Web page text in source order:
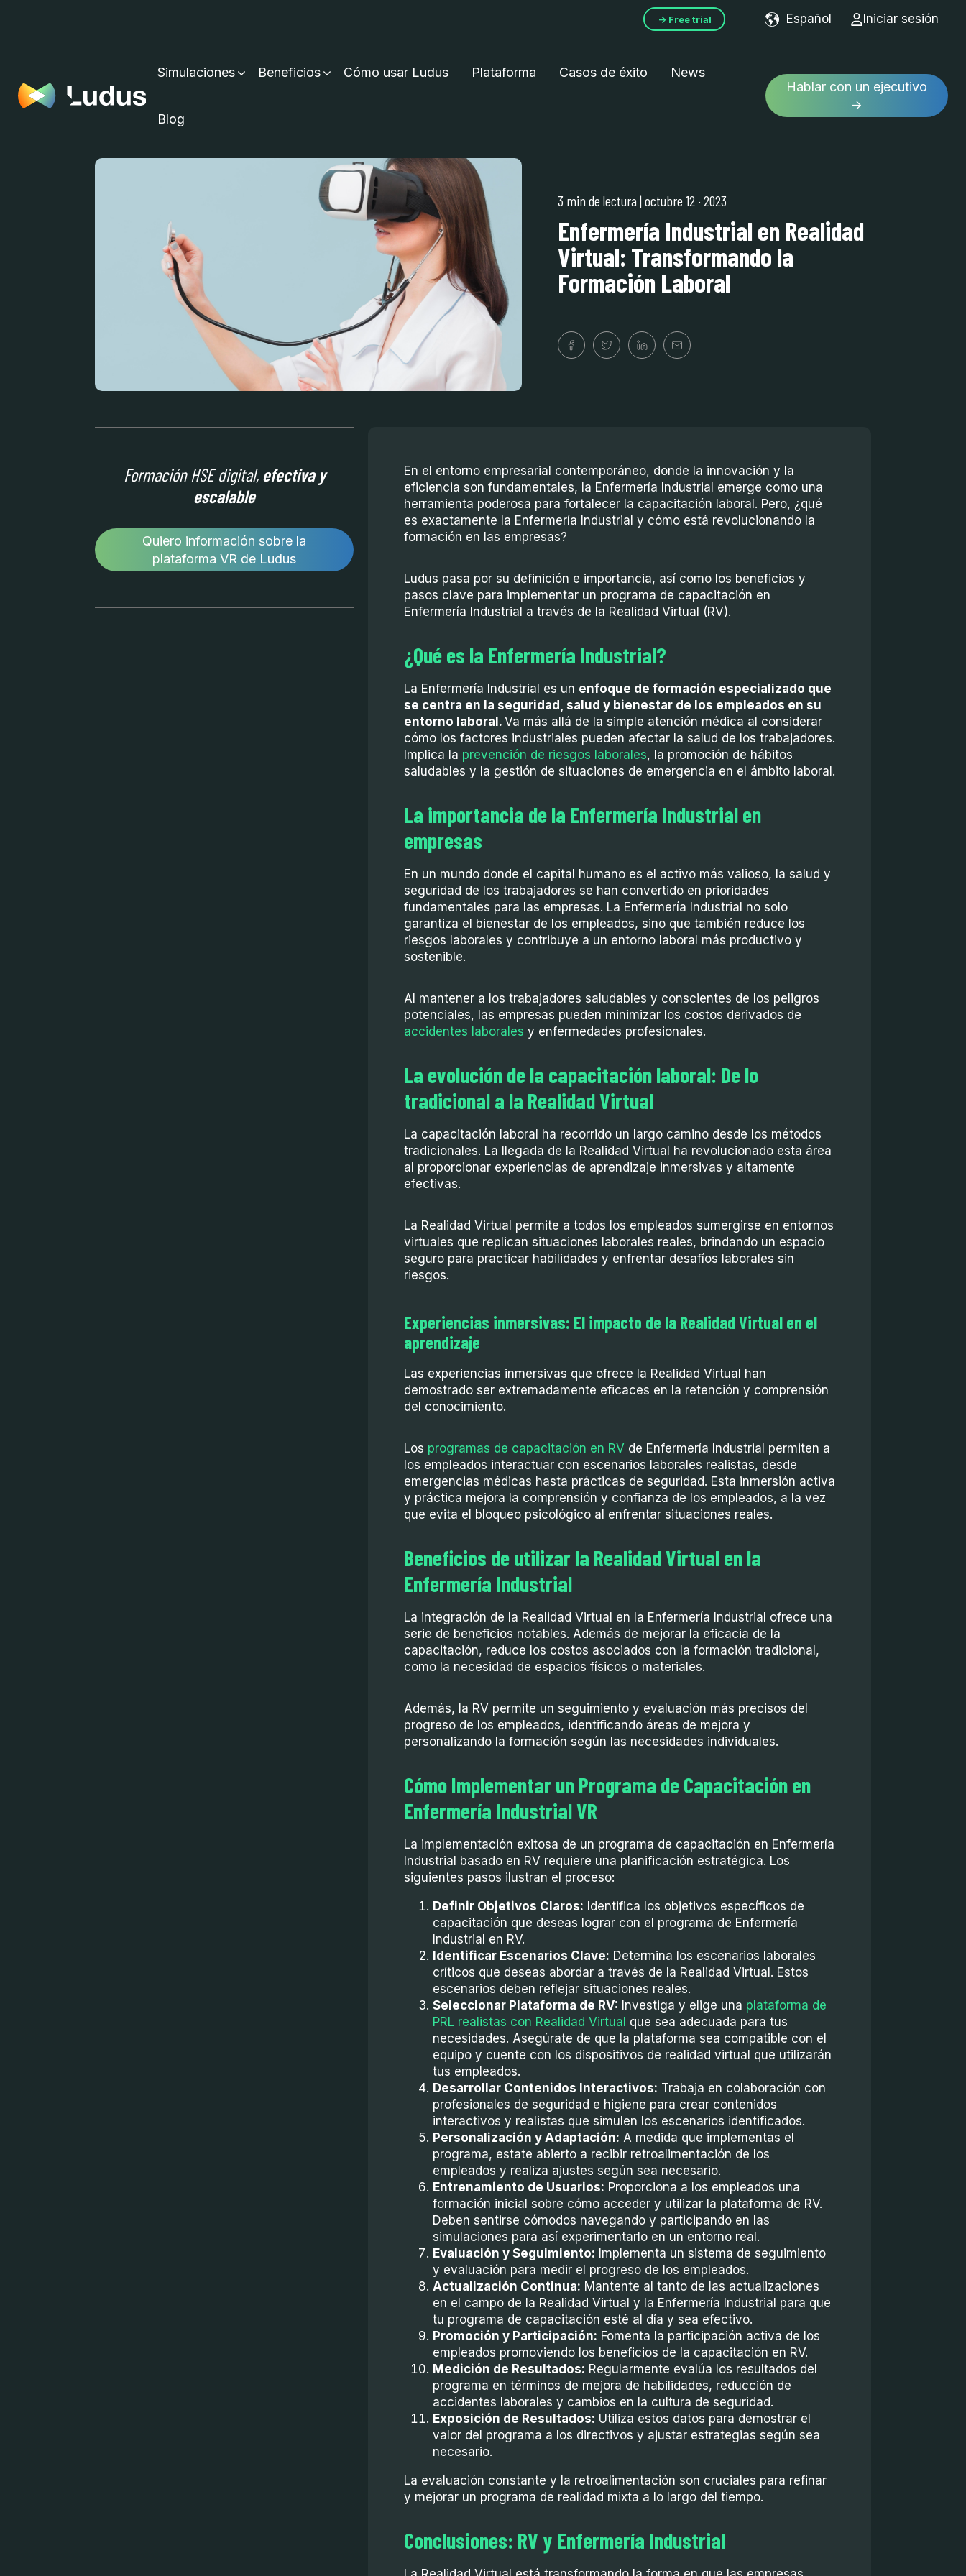
→ Free trial Español
Show submenu for
Iniciar sesión
Simulaciones Beneficios Cómo usar Ludus Plataforma Casos de éxito News
Blog
Hablar con un ejecutivo
→
3 min de lectura| octubre 12 · 2023
Enfermería Industrial en Realidad
Virtual: Transformando la
Formación Laboral
Formación HSE digital,efectiva y
escalable
Quiero información sobre la
plataforma VR de Ludus
En el entorno empresarial contemporáneo, donde la innovación y la
eficiencia son fundamentales, la Enfermería Industrial emerge como una
herramienta poderosa para fortalecer la capacitación laboral. Pero, ¿qué
es exactamente la Enfermería Industrial y cómo está revolucionando la
formación en las empresas?
Ludus pasa por su definición e importancia, así como los beneficios y
pasos clave para implementar un programa de capacitación en
Enfermería Industrial a través de la Realidad Virtual (RV).
¿Qué es la Enfermería Industrial?
La Enfermería Industrial es un enfoque de formación especializado que
se centra en la seguridad, salud y bienestar de los empleados en su
entorno laboral. Va más allá de la simple atención médica al considerar
cómo los factores industriales pueden afectar la salud de los trabajadores.
Implica la prevención de riesgos laborales, la promoción de hábitos
saludables y la gestión de situaciones de emergencia en el ámbito laboral.
La importancia de la Enfermería Industrial en
empresas
En un mundo donde el capital humano es el activo más valioso, la salud y
seguridad de los trabajadores se han convertido en prioridades
fundamentales para las empresas. La Enfermería Industrial no solo
garantiza el bienestar de los empleados, sino que también reduce los
riesgos laborales y contribuye a un entorno laboral más productivo y
sostenible.
Al mantener a los trabajadores saludables y conscientes de los peligros
potenciales, las empresas pueden minimizar los costos derivados de
accidentes laborales y enfermedades profesionales.
La evolución de la capacitación laboral: De lo
tradicional a la Realidad Virtual
La capacitación laboral ha recorrido un largo camino desde los métodos
tradicionales. La llegada de la Realidad Virtual ha revolucionado esta área
al proporcionar experiencias de aprendizaje inmersivas y altamente
efectivas.
La Realidad Virtual permite a todos los empleados sumergirse en entornos
virtuales que replican situaciones laborales reales, brindando un espacio
seguro para practicar habilidades y enfrentar desafíos laborales sin
riesgos.
Experiencias inmersivas: El impacto de la Realidad Virtual en el
aprendizaje
Las experiencias inmersivas que ofrece la Realidad Virtual han
demostrado ser extremadamente eficaces en la retención y comprensión
del conocimiento.
Los programas de capacitación en RV de Enfermería Industrial permiten a
los empleados interactuar con escenarios laborales realistas, desde
emergencias médicas hasta prácticas de seguridad. Esta inmersión activa
y práctica mejora la comprensión y confianza de los empleados, a la vez
que evita el bloqueo psicológico al enfrentar situaciones reales.
Beneficios de utilizar la Realidad Virtual en la
Enfermería Industrial
La integración de la Realidad Virtual en la Enfermería Industrial ofrece una
serie de beneficios notables. Además de mejorar la eficacia de la
capacitación, reduce los costos asociados con la formación tradicional,
como la necesidad de espacios físicos o materiales.
Además, la RV permite un seguimiento y evaluación más precisos del
progreso de los empleados, identificando áreas de mejora y
personalizando la formación según las necesidades individuales.
Cómo Implementar un Programa de Capacitación en
Enfermería Industrial VR
La implementación exitosa de un programa de capacitación en Enfermería
Industrial basado en RV requiere una planificación estratégica. Los
siguientes pasos ilustran el proceso:
Definir Objetivos Claros: Identifica los objetivos específicos de
capacitación que deseas lograr con el programa de Enfermería
Industrial en RV.
Identificar Escenarios Clave: Determina los escenarios laborales
críticos que deseas abordar a través de la Realidad Virtual. Estos
escenarios deben reflejar situaciones reales.
Seleccionar Plataforma de RV: Investiga y elige una plataforma de
PRL realistas con Realidad Virtual que sea adecuada para tus
necesidades. Asegúrate de que la plataforma sea compatible con el
equipo y cuente con los dispositivos de realidad virtual que utilizarán
tus empleados.
Desarrollar Contenidos Interactivos: Trabaja en colaboración con
profesionales de seguridad e higiene para crear contenidos
interactivos y realistas que simulen los escenarios identificados.
Personalización y Adaptación: A medida que implementas el
programa, estate abierto a recibir retroalimentación de los
empleados y realiza ajustes según sea necesario.
Entrenamiento de Usuarios: Proporciona a los empleados una
formación inicial sobre cómo acceder y utilizar la plataforma de RV.
Deben sentirse cómodos navegando y participando en las
simulaciones para así experimentarlo en un entorno real.
Evaluación y Seguimiento: Implementa un sistema de seguimiento
y evaluación para medir el progreso de los empleados.
Actualización Continua: Mantente al tanto de las actualizaciones
en el campo de la Realidad Virtual y la Enfermería Industrial para que
tu programa de capacitación esté al día y sea efectivo.
Promoción y Participación: Fomenta la participación activa de los
empleados promoviendo los beneficios de la capacitación en RV.
Medición de Resultados: Regularmente evalúa los resultados del
programa en términos de mejora de habilidades, reducción de
accidentes laborales y cambios en la cultura de seguridad.
Exposición de Resultados: Utiliza estos datos para demostrar el
valor del programa a los directivos y ajustar estrategias según sea
necesario.
La evaluación constante y la retroalimentación son cruciales para refinar
y mejorar un programa de realidad mixta a lo largo del tiempo.
Conclusiones: RV y Enfermería Industrial